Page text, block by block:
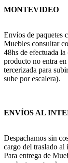
MONTEVIDEO
Envíos de paquetes
Muebles consultar
48hs de efectuada
producto no entra
tercerizada para
sube por escalera).
ENVÍOS AL
Despachamos sin
cargo del traslado al
Para entrega de